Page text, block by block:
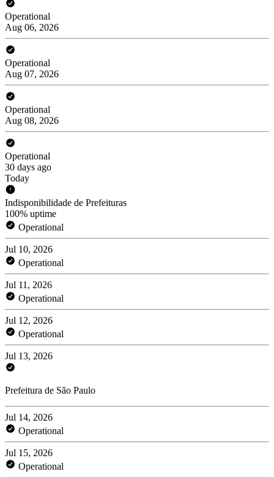
Operational
Aug 06, 2026
Operational
Aug 07, 2026
Operational
Aug 08, 2026
Operational
30 days ago
Today
Indisponibilidade de Prefeituras
100% uptime
Operational
Jul 10, 2026
Operational
Jul 11, 2026
Operational
Jul 12, 2026
Operational
Jul 13, 2026
Prefeitura de São Paulo
Jul 14, 2026
Operational
Jul 15, 2026
Operational